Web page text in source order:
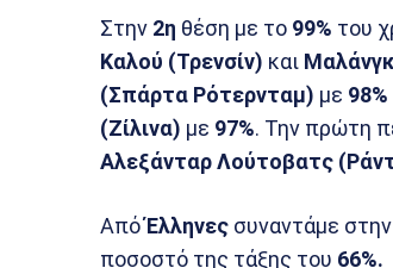
Στην 2η θέση με το 99% του
Καλού (Τρενσίν) και
(Σπάρτα Ρότερνταμ) με 98%
(Ζίλινα) με 97%. Την πρώτη
Αλεξάνταρ Λούτοβατς
ΑπόΈλληνες συναντάμε στην
ποσοστό της τάξης του 66%.